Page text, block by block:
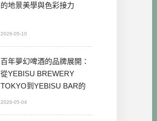
的地景美學與色彩接力
2026-05-10
百年夢幻啤酒的品牌展開：
從YEBISU BREWERY
TOKYO到YEBISU BAR的
2026-05-04